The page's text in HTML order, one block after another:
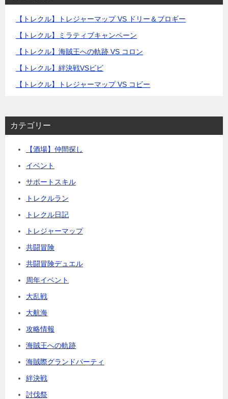
【トレクル】トレジャーマップ VS ドリー＆ブロギー
【トレクル】ミラティブキャンペーン
【トレクル】海賊王への軌跡 VS コロン
【トレクル】絆決戦VSビビ
【トレクル】トレジャーマップ VS コビー
カテゴリー
【酒場】仲間探し
イベント
サポートスキル
トレクルラン
トレクル日記
トレジャーマップ
共闘冒険
共闘冒険デュエル
周年イベント
大乱戦
大航海
攻略情報
海賊王への軌跡
海賊際グランドパーティ
絆決戦
討伐祭